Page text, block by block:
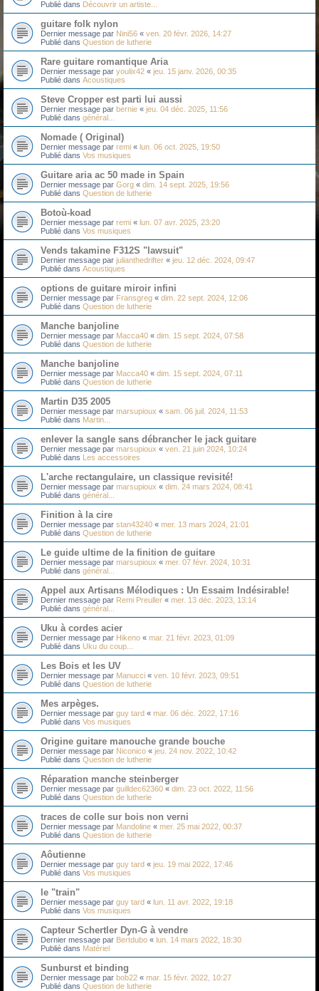
Publié dans Découvrir un artiste...
guitare folk nylon
Dernier message par Nini56 « ven. 20 févr. 2026, 14:27
Publié dans Question de lutherie
Rare guitare romantique Aria
Dernier message par youlix42 « jeu. 15 janv. 2026, 00:35
Publié dans Acoustiques
Steve Cropper est parti lui aussi
Dernier message par bernie « jeu. 04 déc. 2025, 11:56
Publié dans général...
Nomade ( Original)
Dernier message par remi « lun. 06 oct. 2025, 19:50
Publié dans Vos musiques
Guitare aria ac 50 made in Spain
Dernier message par Gorg « dim. 14 sept. 2025, 19:56
Publié dans Question de lutherie
Botoù-koad
Dernier message par remi « lun. 07 avr. 2025, 23:20
Publié dans Vos musiques
Vends takamine F312S "lawsuit"
Dernier message par julianthedrifter « jeu. 12 déc. 2024, 09:47
Publié dans Acoustiques
options de guitare miroir infini
Dernier message par Fransgreg « dim. 22 sept. 2024, 12:06
Publié dans Question de lutherie
Manche banjoline
Dernier message par Macca40 « dim. 15 sept. 2024, 07:58
Publié dans Question de lutherie
Manche banjoline
Dernier message par Macca40 « dim. 15 sept. 2024, 07:11
Publié dans Question de lutherie
Martin D35 2005
Dernier message par marsupioux « sam. 06 juil. 2024, 11:53
Publié dans Martin...
enlever la sangle sans débrancher le jack guitare
Dernier message par marsupioux « ven. 21 juin 2024, 10:24
Publié dans Les accessoires
L'arche rectangulaire, un classique revisité!
Dernier message par marsupioux « dim. 24 mars 2024, 08:41
Publié dans général...
Finition à la cire
Dernier message par stan43240 « mer. 13 mars 2024, 21:01
Publié dans Question de lutherie
Le guide ultime de la finition de guitare
Dernier message par marsupioux « mer. 07 févr. 2024, 10:31
Publié dans général...
Appel aux Artisans Mélodiques : Un Essaim Indésirable!
Dernier message par Remi Preuller « mer. 13 déc. 2023, 13:14
Publié dans général...
Uku à cordes acier
Dernier message par Hikeno « mar. 21 févr. 2023, 01:09
Publié dans Uku du coup...
Les Bois et les UV
Dernier message par Manucci « ven. 10 févr. 2023, 09:51
Publié dans Question de lutherie
Mes arpèges.
Dernier message par guy tard « mar. 06 déc. 2022, 17:16
Publié dans Vos musiques
Origine guitare manouche grande bouche
Dernier message par Niconico « jeu. 24 nov. 2022, 10:42
Publié dans Question de lutherie
Réparation manche steinberger
Dernier message par guilldec62360 « dim. 23 oct. 2022, 11:56
Publié dans Question de lutherie
traces de colle sur bois non verni
Dernier message par Mandoline « mer. 25 mai 2022, 00:37
Publié dans Question de lutherie
Aôutienne
Dernier message par guy tard « jeu. 19 mai 2022, 17:46
Publié dans Vos musiques
le "train"
Dernier message par guy tard « lun. 11 avr. 2022, 19:18
Publié dans Vos musiques
Capteur Schertler Dyn-G à vendre
Dernier message par Bertdubo « lun. 14 mars 2022, 18:30
Publié dans Matériel
Sunburst et binding
Dernier message par bob22 « mar. 15 févr. 2022, 10:27
Publié dans Question de lutherie